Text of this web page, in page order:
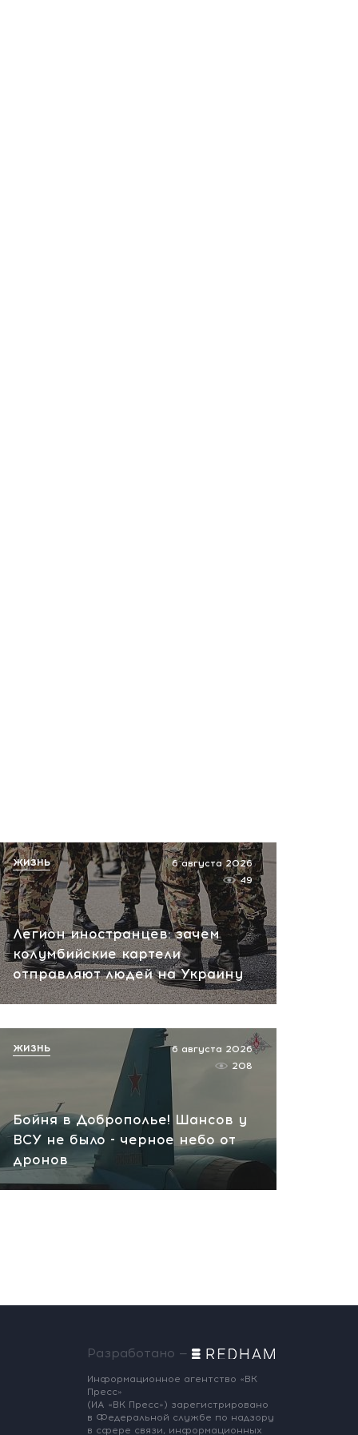
Легион иностранцев: зачем
колумбийские картели
отправляют людей на Украину
6 августа 2026
49
ЖИЗНЬ
Бойня в Доброполье! Шансов у
ВСУ не было - черное небо от
дронов
6 августа 2026
208
ЖИЗНЬ
Разработано —
Информационное агентство «ВК
Пресс»
(ИА «ВК Пресс») зарегистрировано
в Федеральной службе по надзору
в сфере связи, информационных